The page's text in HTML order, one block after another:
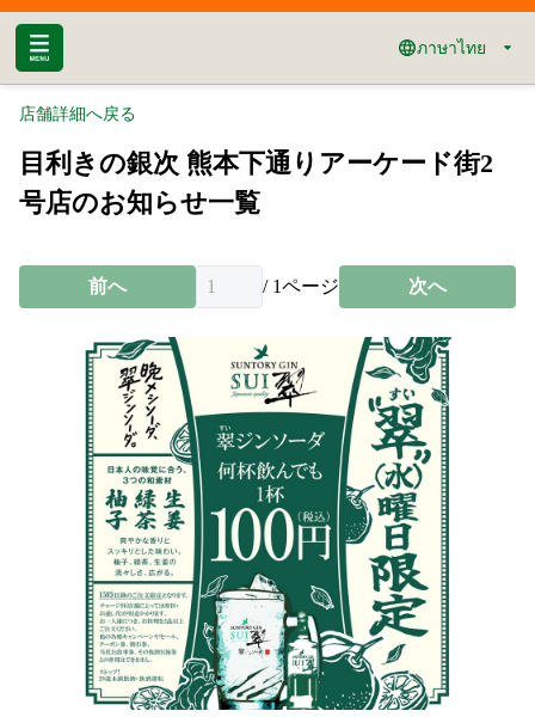
ภาษาไทย
店舗詳細へ戻る
目利きの銀次 熊本下通りアーケード街2
号店のお知らせ一覧
前へ / 1ページ 次へ